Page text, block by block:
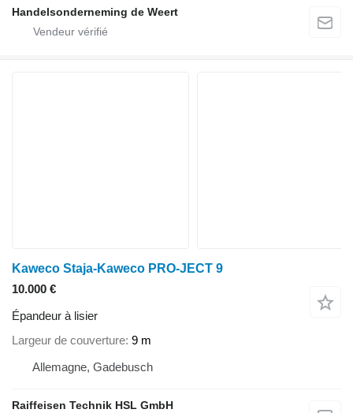
Handelsonderneming de Weert
Kaweco Staja-Kaweco PRO-JECT 9
10.000 €
Épandeur à lisier
Largeur de couverture 9 m
Allemagne, Gadebusch
Raiffeisen Technik HSL GmbH